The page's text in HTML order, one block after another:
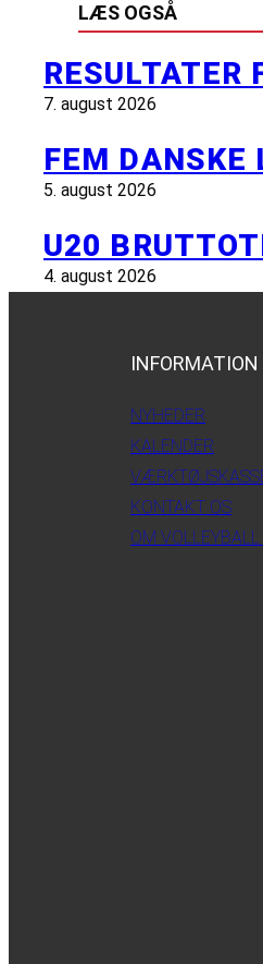
LÆS OGSÅ
RESULTATER
7. august 2026
FEM DANSKE
5. august 2026
U20
4. august 2026
INFORMATION
NYHEDER
KALENDER
KONTAKT OS
OM